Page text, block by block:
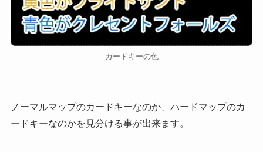
カードキーの色
ノーマルマップのカードキーなのか、ハードマップのカ
ードキーなのかを見分ける事が出来ます。